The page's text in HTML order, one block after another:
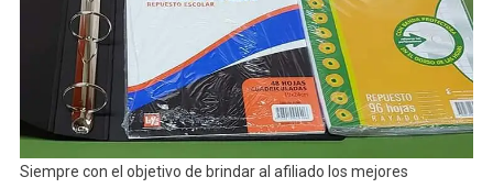
Siempre con el objetivo de brindar al afiliado los mejores